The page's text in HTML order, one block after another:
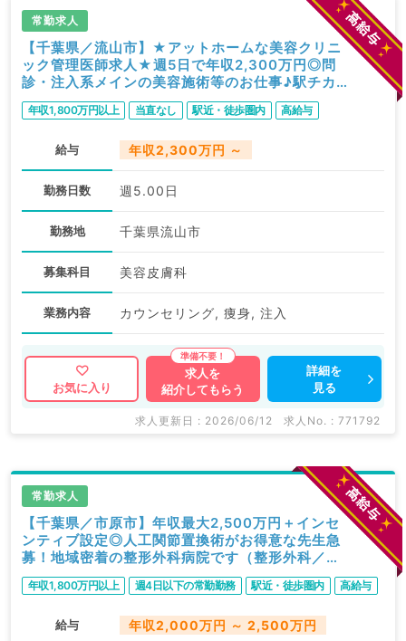
常勤求人
【千葉県／流山市】★アットホームな美容クリニ
ック管理医師求人★週5日で年収2,300万円◎問
診・注入系メインの美容施術等のお仕事♪駅チカ
アクセス抜群◎（美容皮膚科／常勤）
年収1,800万円以上 当直なし 駅近・徒歩圏内 高給与
給与 年収2,300万円 ～
勤務日数 週5.00日
勤務地 千葉県流山市
募集科目 美容皮膚科
業務内容 カウンセリング, 痩身, 注入
お気に入り
求人を
紹介してもらう
詳細を
見る
求人更新日 : 2026/06/12 求人No. : 771792
常勤求人
【千葉県／市原市】年収最大2,500万円＋インセ
ンティブ設定◎人工関節置換術がお得意な先生急
募！地域密着の整形外科病院です（整形外科／常
勤）
年収1,800万円以上 週4日以下の常勤勤務 駅近・徒歩圏内 高給与
給与 年収2,000万円 ～ 2,500万円